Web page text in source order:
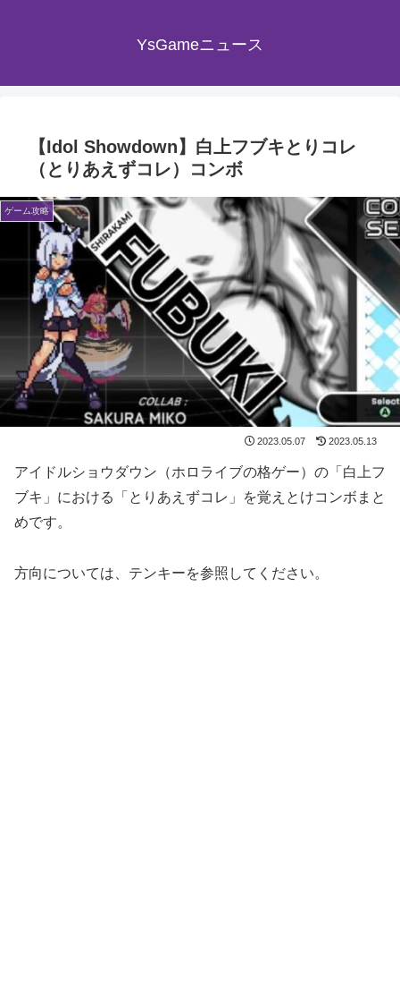
YsGameニュース
【Idol Showdown】白上フブキとりコレ
（とりあえずコレ）コンボ
ゲーム攻略
2023.05.07 2023.05.13
アイドルショウダウン（ホロライブの格ゲー）の「白上フ
ブキ」における「とりあえずコレ」を覚えとけコンボまと
めです。
方向については、テンキーを参照してください。